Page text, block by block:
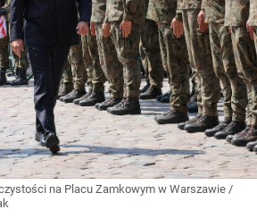
na Placu Zamkowym w Warszawie /